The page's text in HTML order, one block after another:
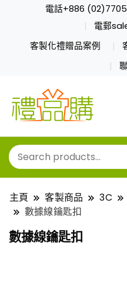
電話+886
電郵
客製化禮贈品案例
主頁 客製商品 3C
數據線鑰匙扣
數據線鑰匙扣